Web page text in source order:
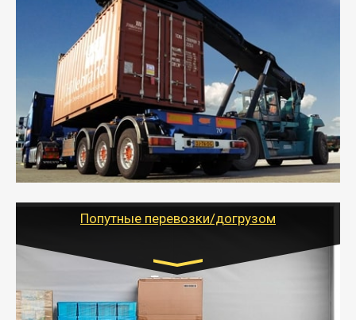
Транспорт:
Еврофура Тент от 5 до 10 тонн
грузоподъемность
от 10 000 руб. Возможен догруз
- Доставка фурой до 20 т возможна для больших
объемов грузов, упакованных в коробки, мешки,
паллеты и россыпью в самые отдаленные места
России с гарантией полной сохранности.
- Тайгер Логистик предоставляет услуги по
грузоперевозкам для физических и юридических лиц
Попутные перевозки/догрузом
Транспорт:
Газель (1,5 и 3 тонны), Бычок, Еврофура от 5 до
10 тонн